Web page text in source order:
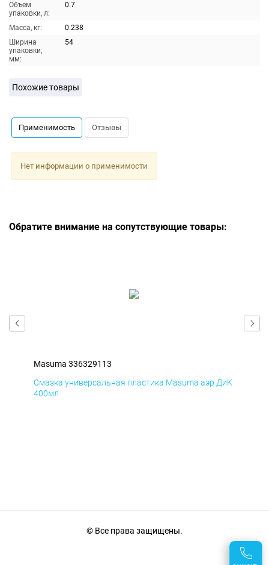
Объем
упаковки, л:
0.7
Масса, кг:
0.238
Ширина
упаковки,
мм:
54
Похожие товары
Применимость Отзывы
Нет информации о применимости
Обратите внимание на сопутствующие товары:
Masuma 336329113
Смазка универсальная пластика Masuma аэр ДиК
400мл
© Все права защищены.